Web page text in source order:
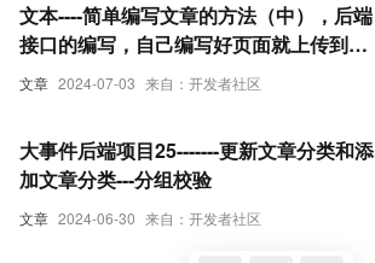
文章 2024-07-03 来自：开发者社区
文本----简单编写文章的方法（中），后端
接口的编写，自己编写好页面就上传到自
己的服务器上，使用富文本编辑器进行编
校验，lomb
文章 2024-06-30 来自：开发者社区
大事件后端项目25-------更新文章分类和添
加文章分类---分组校验